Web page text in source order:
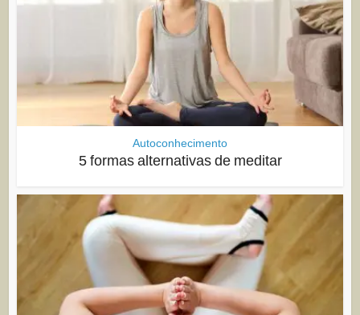
Autoconhecimento
5 formas alternativas de meditar